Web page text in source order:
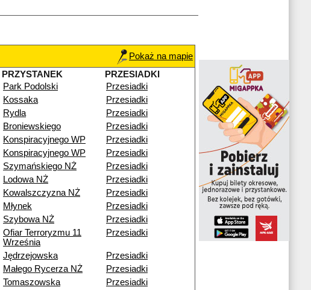
Pokaż na mapie
PRZYSTANEK
PRZESIADKI
Park Podolski
Przesiadki
Kossaka
Przesiadki
Rydla
Przesiadki
Broniewskiego
Przesiadki
Konspiracyjnego WP
Przesiadki
Konspiracyjnego WP
Przesiadki
Szymańskiego NŻ
Przesiadki
Lodowa NŻ
Przesiadki
Kowalszczyzna NŻ
Przesiadki
Młynek
Przesiadki
Szybowa NŻ
Przesiadki
Ofiar Terroryzmu 11
Września
Przesiadki
Jędrzejowska
Przesiadki
Małego Rycerza NŻ
Przesiadki
Tomaszowska
Przesiadki